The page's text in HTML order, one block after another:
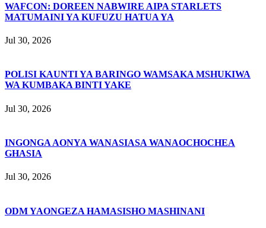
WAFCON: DOREEN NABWIRE AIPA STARLETS
MATUMAINI YA KUFUZU HATUA YA
Jul 30, 2026
POLISI KAUNTI YA BARINGO WAMSAKA MSHUKIWA
WA KUMBAKA BINTI YAKE
Jul 30, 2026
INGONGA AONYA WANASIASA WANAOCHOCHEA
GHASIA
Jul 30, 2026
ODM YAONGEZA HAMASISHO MASHINANI